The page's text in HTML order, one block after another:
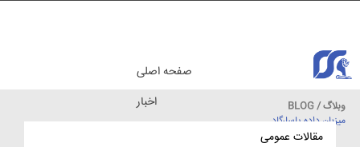
وبلاگ / BLOG
میزبان داده پاسارگاد
صفحه اصلی
اخبار
مقالات عمومی